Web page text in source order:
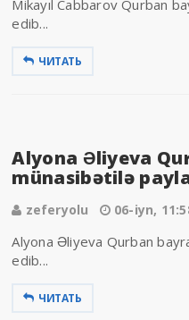
Mikayıl Cabbarov Qurban
edib...
ЧИТАТЬ
Alyona Əliyeva
münasibətilə
zeferyolu 06-iyn,
Alyona Əliyeva Qurban
edib...
ЧИТАТЬ